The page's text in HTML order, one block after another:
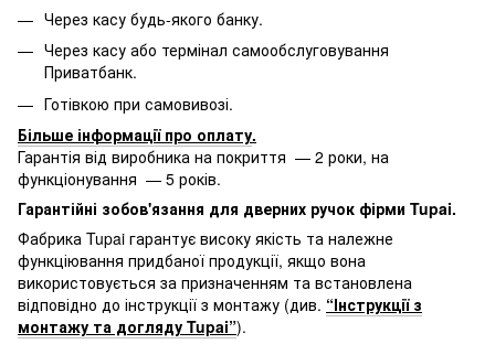
Через касу будь-якого банку.
Через касу або термінал самообслуговування
Приватбанк.
Готівкою при самовивозі.
Більше інформації про оплату.
Гарантія від виробника на покриття — 2 роки, на
функціонування — 5 років.
Гарантійні зобов'язання для дверних ручок фірми Tupai.
Фабрика Tupai гарантує високу якість та належне
функціювання придбаної продукції, якщо вона
використовується за призначенням та встановлена
відповідно до інструкції з монтажу (див. “Інструкції з
монтажу та догляду Tupai”).